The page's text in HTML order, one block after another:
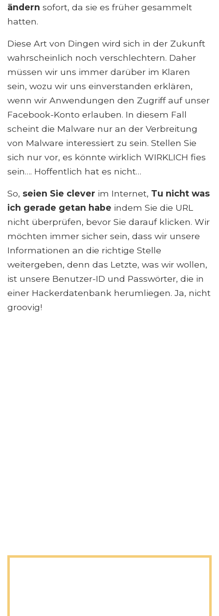
ändern sofort, da sie es früher gesammelt
hatten.
Diese Art von Dingen wird sich in der Zukunft
wahrscheinlich noch verschlechtern. Daher
müssen wir uns immer darüber im Klaren
sein, wozu wir uns einverstanden erklären,
wenn wir Anwendungen den Zugriff auf unser
Facebook-Konto erlauben. In diesem Fall
scheint die Malware nur an der Verbreitung
von Malware interessiert zu sein. Stellen Sie
sich nur vor, es könnte wirklich WIRKLICH fies
sein…. Hoffentlich hat es nicht…
So, seien Sie clever im Internet, Tu nicht was
ich gerade getan habe indem Sie die URL
nicht überprüfen, bevor Sie darauf klicken. Wir
möchten immer sicher sein, dass wir unsere
Informationen an die richtige Stelle
weitergeben, denn das Letzte, was wir wollen,
ist unsere Benutzer-ID und Passwörter, die in
einer Hackerdatenbank herumliegen. Ja, nicht
groovig!